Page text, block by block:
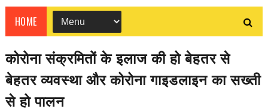
HOME
कोरोना संक्रमितों के इलाज की हो बेहतर से
बेहतर व्यवस्था और कोरोना गाइडलाइन का सख्ती
से हो पालन